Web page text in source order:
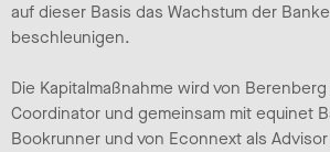
auf dieser Basis das Wachstum der
beschleunigen.
Die Kapitalmaßnahme wird von
Coordinator und gemeinsam mit equinet
Bookrunner und von Econnext als